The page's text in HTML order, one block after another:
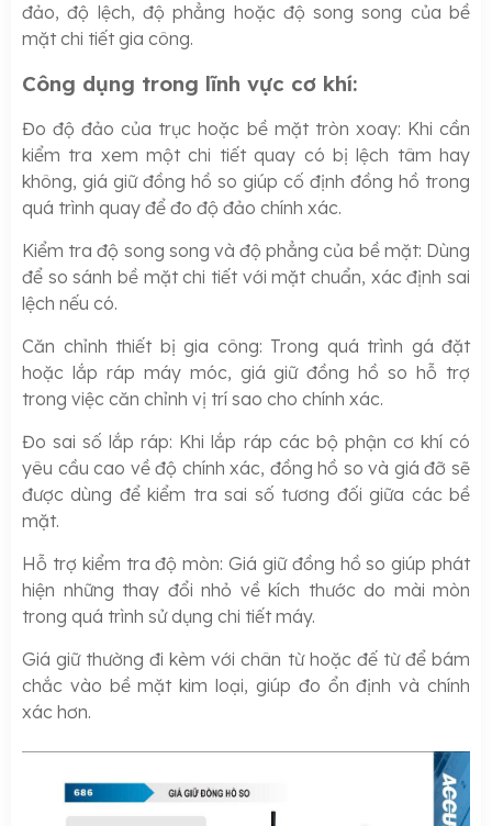
đảo, độ lệch, độ phẳng hoặc độ song song của bề
mặt chi tiết gia công.
Công dụng trong lĩnh vực cơ khí:
Đo độ đảo của trục hoặc bề mặt tròn xoay: Khi cần
kiểm tra xem một chi tiết quay có bị lệch tâm hay
không, giá giữ đồng hồ so giúp cố định đồng hồ trong
quá trình quay để đo độ đảo chính xác.
Kiểm tra độ song song và độ phẳng của bề mặt: Dùng
để so sánh bề mặt chi tiết với mặt chuẩn, xác định sai
lệch nếu có.
Căn chỉnh thiết bị gia công: Trong quá trình gá đặt
hoặc lắp ráp máy móc, giá giữ đồng hồ so hỗ trợ
trong việc căn chỉnh vị trí sao cho chính xác.
Đo sai số lắp ráp: Khi lắp ráp các bộ phận cơ khí có
yêu cầu cao về độ chính xác, đồng hồ so và giá đỡ sẽ
được dùng để kiểm tra sai số tương đối giữa các bề
mặt.
Hỗ trợ kiểm tra độ mòn: Giá giữ đồng hồ so giúp phát
hiện những thay đổi nhỏ về kích thước do mài mòn
trong quá trình sử dụng chi tiết máy.
Giá giữ thường đi kèm với chân từ hoặc đế từ để bám
chắc vào bề mặt kim loại, giúp đo ổn định và chính
xác hơn.